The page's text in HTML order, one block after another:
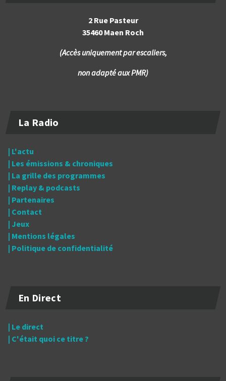
2 Rue Pasteur
35460 Maen Roch
(Accès uniquement par escaliers,
non adapté aux PMR)
La Radio
| L'actu
| Les émissions & chroniques
| La grille des programmes
| Replay & podcasts
| Partenaires
| Contact
| Jeux
| Mentions légales
| Politique de confidentialité
En Direct
| Le direct
| C'était quoi ce titre ?